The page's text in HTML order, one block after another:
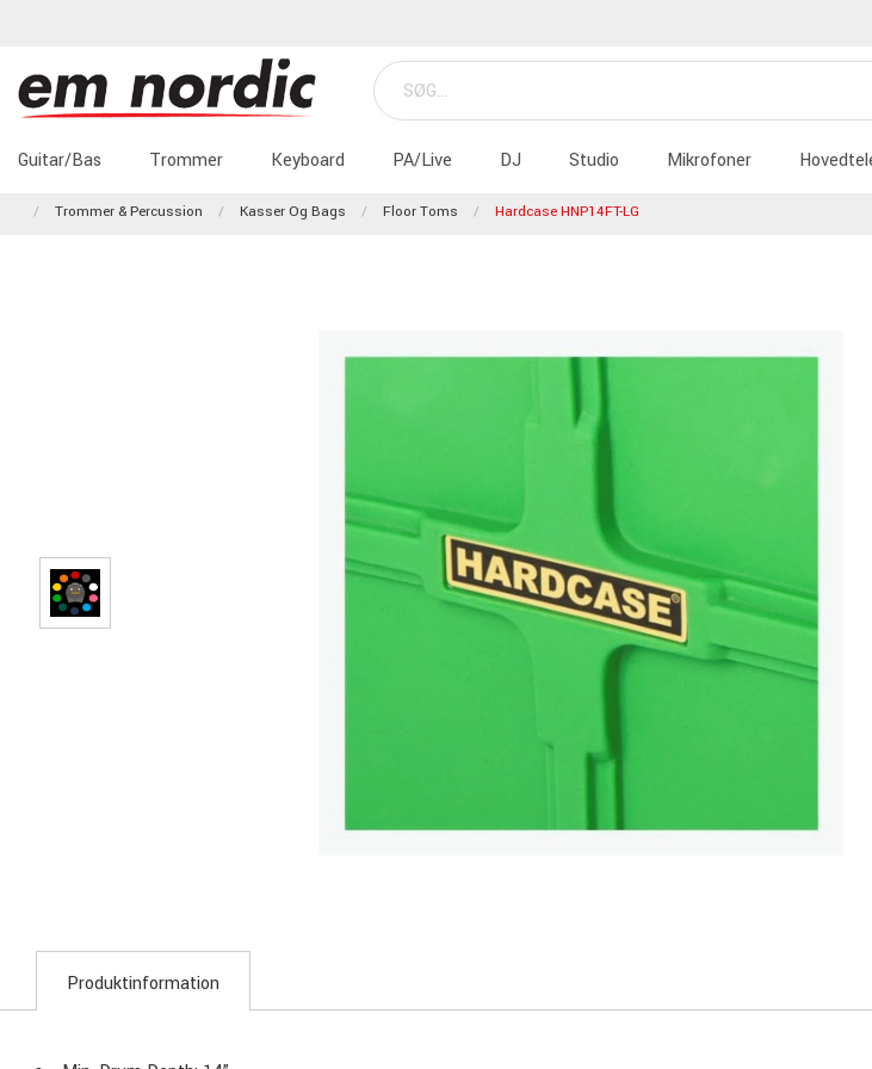
Guitar/Bas Trommer Keyboard PA/Live DJ Studio Mikrofoner
Trommer & Percussion Kasser Og Bags Floor Toms Hardcase HNP14FT-LG
Produktinformation